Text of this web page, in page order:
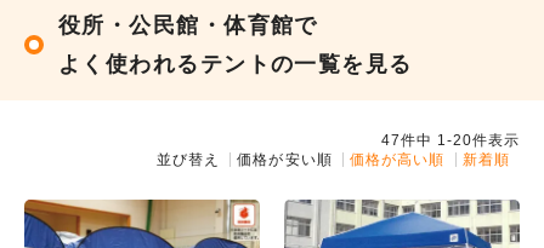
役所・公民館・体育館で
よく使われるテントの一覧を見る
並び替え 価格が安い順 価格が高い順 新着順
47件中 1-20件表示